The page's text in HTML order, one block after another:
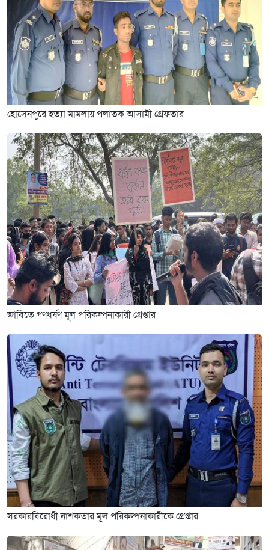
হোসেনপুরে হত্যা মামলায় পলাতক আসামী গ্রেফতার
জাবিতে গণধর্ষণ মূল পরিকল্পনাকারী গ্রেপ্তার
সরকারবিরোধী নাশকতার মূল পরিকল্পনাকারীকে গ্রেপ্তার